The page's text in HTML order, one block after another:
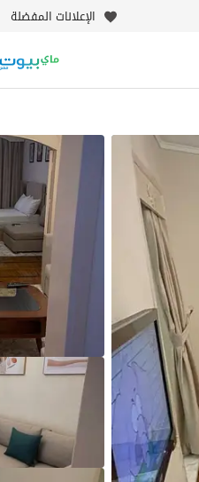
الإعلانات المفضلة